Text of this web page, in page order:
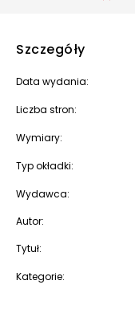
Szczegóły
Data wydania:
Liczba stron:
Wymiary:
Typ okładki:
Wydawca:
Autor:
Tytuł:
Kategorie: